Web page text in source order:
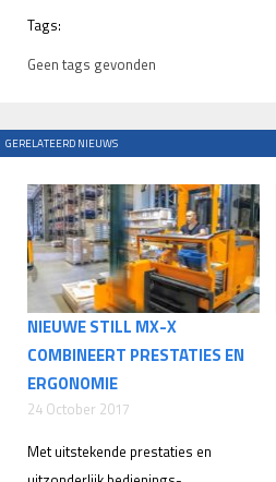
Tags:
Geen tags gevonden
GERELATEERD NIEUWS
NIEUWE STILL MX-X
COMBINEERT PRESTATIES EN
ERGONOMIE
24 October 2017
Met uitstekende prestaties en